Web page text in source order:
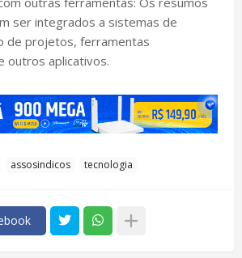
ser integrados a sistemas de
de projetos, ferramentas
outros aplicativos.
assosindicos tecnologia